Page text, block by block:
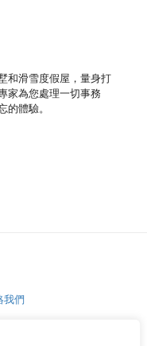
和滑雪度假屋，量身打
家為您處理一切事務
體驗。
我們